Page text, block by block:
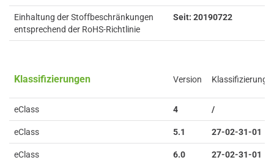
Einhaltung der Stoffbeschränkungen
entsprechend der RoHS-Richtlinie
Seit: 20190722
Klassifizierungen Version Klassifizierung
eClass 4 /
eClass 5.1 27-02-31-01
eClass 6.0 27-02-31-01